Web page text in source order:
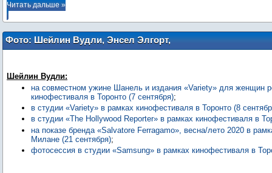
Читать дальше »
Фото: Шейлин Вудли, Энсел Элгорт,
Билл Скарсгард, Майлз Теллер, Зои
2»
Шейлин Вудли:
на совместном ужине Шанель и издания «Variety» для женщин
кинофестиваля в Торонто (7 сентября);
в студии «Variety» в рамках кинофестиваля в Торонто (8
в студии «The Hollywood Reporter» в рамках кинофестиваля в
на показе бренда «Salvatore Ferragamo», весна/лето 2020 в
Милане (21 сентября);
фотосессия в студии «Samsung» в рамках кинофестиваля в